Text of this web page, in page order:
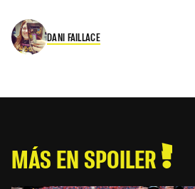
DANI FAILLACE
MÁS EN SPOILER